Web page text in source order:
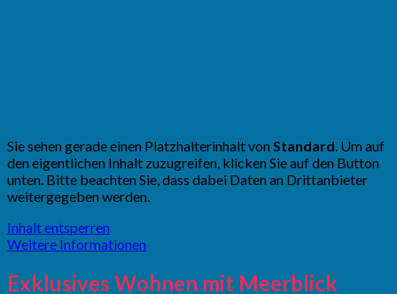
Sie sehen gerade einen Platzhalterinhalt von Standard . Um auf
den eigentlichen Inhalt zuzugreifen, klicken Sie auf den Button
unten. Bitte beachten Sie, dass dabei Daten an Drittanbieter
weitergegeben werden.
Inhalt entsperren
Weitere Informationen
Exklusives Wohnen mit Meerblick